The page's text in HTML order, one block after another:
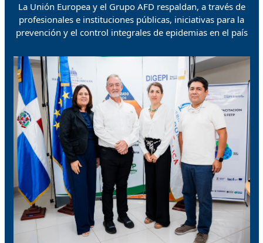
La Unión Europea y el Grupo AFD respaldan, a través de
profesionales e instituciones públicas, iniciativas para la
prevención y el control integrales de epidemias en el país